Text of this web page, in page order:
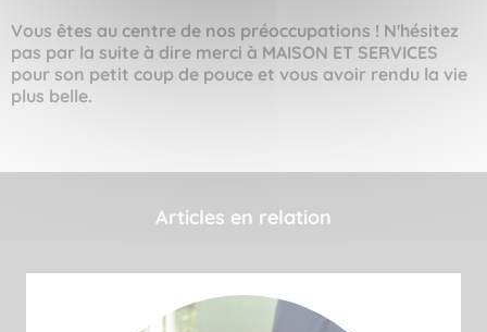
​Vous êtes au centre de nos préoccupations ! N'hésitez
pas par la suite à dire merci à MAISON ET SERVICES
pour son petit coup de pouce et vous avoir rendu la vie
plus belle.
Articles en relation